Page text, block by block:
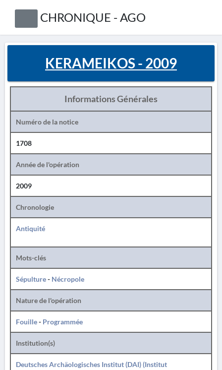
CHRONIQUE - AGO
KERAMEIKOS - 2009
Informations Générales
Numéro de la notice
1708
Année de l'opération
2009
Chronologie
Antiquité
Mots-clés
Sépulture- Nécropole
Nature de l'opération
Fouille- Programmée
Institution(s)
Deutsches Archäologisches Institut (DAI) (Institut